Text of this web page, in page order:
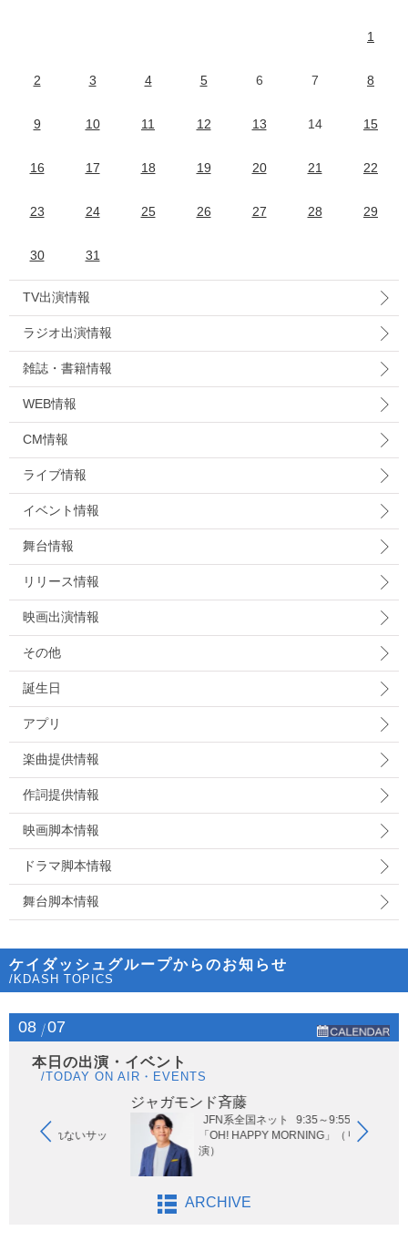
1
2 3 4 5 6 7 8
9 10 11 12 13 14 15
16 17 18 19 20 21 22
23 24 25 26 27 28 29
30 31
TV出演情報
ラジオ出演情報
雑誌・書籍情報
WEB情報
CM情報
ライブ情報
イベント情報
舞台情報
リリース情報
映画出演情報
その他
誕生日
アプリ
楽曲提供情報
作詞提供情報
映画脚本情報
ドラマ脚本情報
舞台脚本情報
ケイダッシュグループからのお知らせ
/KDASH TOPICS
08 07
本日の出演・イベント
/TODAY ON AIR・EVENTS
れないサッ
ジャガモンド斉藤
JFN系全国ネット 9:35～9:55
「OH! HAPPY MORNING」（リモート出
演）
ARCHIVE